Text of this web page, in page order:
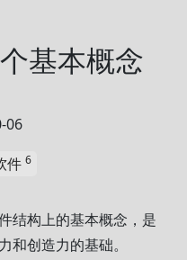
基本概念
06
件 6
结构上的基本概念，是
和创造力的基础。